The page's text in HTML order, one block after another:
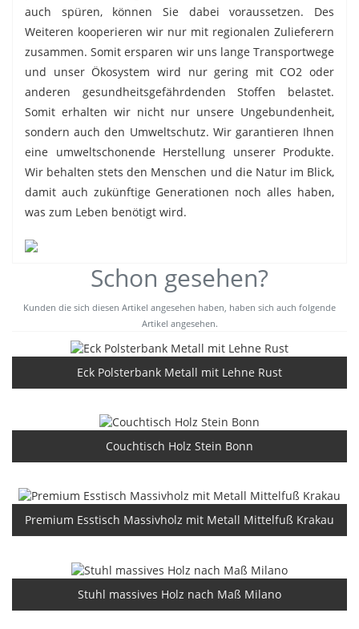
auch spüren, können Sie dabei voraussetzen. Des
Weiteren kooperieren wir nur mit regionalen Zulieferern
zusammen. Somit ersparen wir uns lange Transportwege
und unser Ökosystem wird nur gering mit CO2 oder
anderen gesundheitsgefährdenden Stoffen belastet.
Somit erhalten wir nicht nur unsere Ungebundenheit,
sondern auch den Umweltschutz. Wir garantieren Ihnen
eine umweltschonende Herstellung unserer Produkte.
Wir behalten stets den Menschen und die Natur im Blick,
damit auch zukünftige Generationen noch alles haben,
was zum Leben benötigt wird.
Schon gesehen?
Kunden die sich diesen Artikel angesehen haben, haben sich auch folgende
Artikel angesehen.
Eck Polsterbank Metall mit Lehne Rust
Couchtisch Holz Stein Bonn
Premium Esstisch Massivholz mit Metall Mittelfuß Krakau
Stuhl massives Holz nach Maß Milano